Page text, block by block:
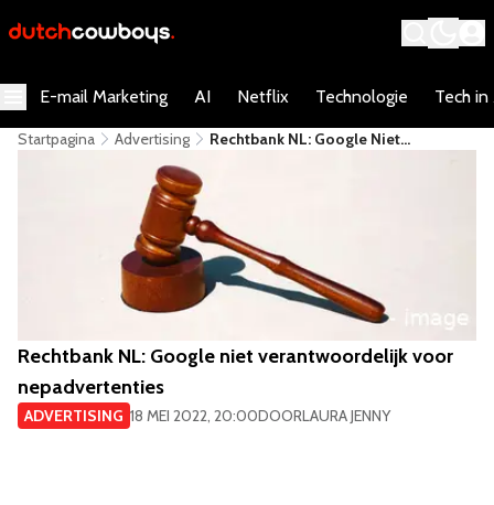
E-mail Marketing AI Netflix Technologie Tech in
Startpagina Advertising
Rechtbank NL: Google Niet
Rechtbank NL: Google niet verantwoordelijk voor
nepadvertenties
ADVERTISING 18 MEI 2022, 20:00DOORLAURA JENNY